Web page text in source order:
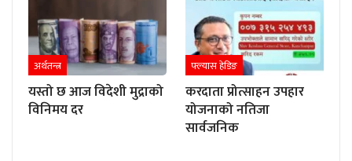
अर्थतन्त्र
यस्तो छ आज विदेशी मुद्राको
विनिमय दर
फ्ल्यास हेडिङ
करदाता प्रोत्साहन उपहार
योजनाको नतिजा
सार्वजनिक